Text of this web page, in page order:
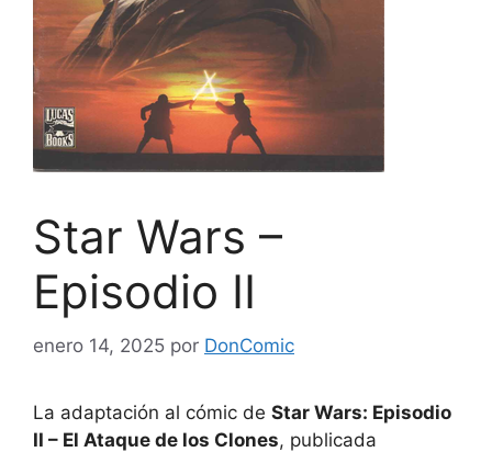
Star Wars –
Episodio II
enero 14, 2025 por DonComic
La adaptación al cómic de Star Wars: Episodio
II – El Ataque de los Clones, publicada